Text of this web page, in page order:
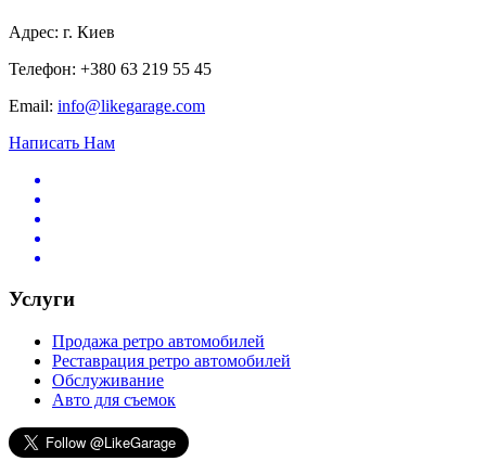
Адрес: г. Киев
Телефон: +380 63 219 55 45
Email: info@likegarage.com
Написать Нам
Услуги
Продажа ретро автомобилей
Реставрация ретро автомобилей
Обслуживание
Авто для съемок